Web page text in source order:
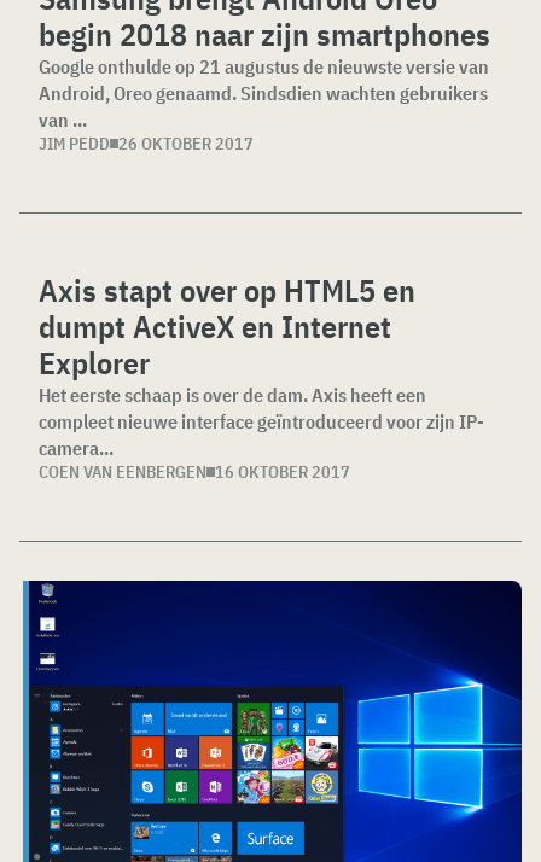
begin 2018 naar zijn smartphones
Google onthulde op 21 augustus de nieuwste versie van
Android, Oreo genaamd. Sindsdien wachten gebruikers
van ...
JIM PEDD 26 OKTOBER 2017
Axis stapt over op HTML5 en
dumpt ActiveX en Internet
Explorer
Het eerste schaap is over de dam. Axis heeft een
compleet nieuwe interface geïntroduceerd voor zijn IP-
camera...
COEN VAN EENBERGEN 16 OKTOBER 2017